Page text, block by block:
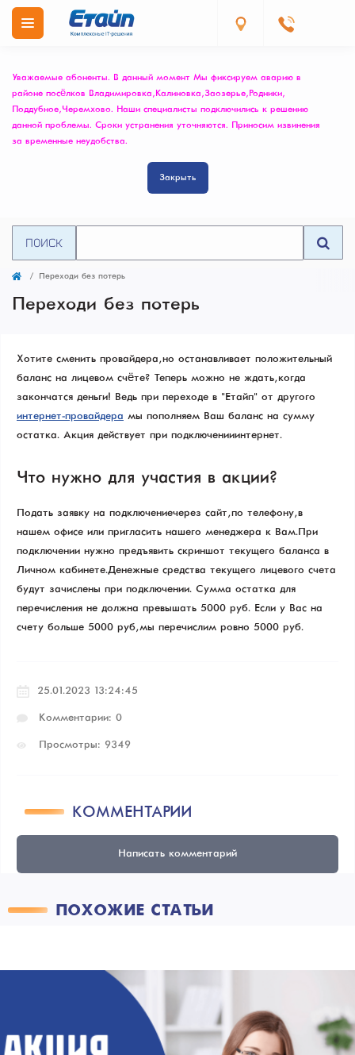
Уважаемые абоненты. В данный момент Мы фиксируем аварию в
районе посёлков Владимировка, Калиновка, Заозерье, Родники,
Поддубное, Черемхово. Наши специалисты подключились к решению
данной проблемы. Сроки устранения уточняются. Приносим извинения
за временные неудобства.
Закрыть
ПОИСК
Переходи без потерь
Переходи без потерь
Хотите сменить провайдера, но останавливает положительный
баланс на лицевом счёте? Теперь можно не ждать, когда
закончатся деньги! Ведь при переходе в "Етайп" от другого
интернет-провайдера мы пополняем Ваш баланс на сумму
остатка. Акция действует при подключении интернет.
Что нужно для участия в акции?
Подать заявку на подключение через сайт, по телефону, в
нашем офисе или пригласить нашего менеджера к Вам. При
подключении нужно предъявить скриншот текущего баланса в
Личном кабинете. Денежные средства текущего лицевого счета
будут зачислены при подключении. Сумма остатка для
перечисления не должна превышать 5000 руб. Если у Вас на
счету больше 5000 руб, мы перечислим ровно 5000 руб.
25.01.2023 13:24:45
Комментарии: 0
Просмотры: 9349
КОММЕНТАРИИ
Написать комментарий
ПОХОЖИЕ СТАТЬИ